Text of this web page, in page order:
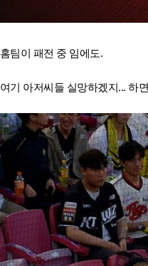
홈팀이 패전 중 임에도.
여기 아저씨들 실망하겠지... 하